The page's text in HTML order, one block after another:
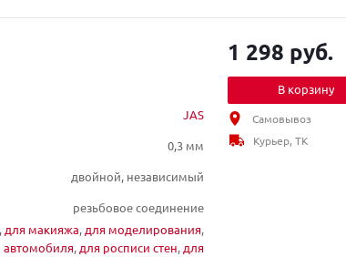
JAS
0,3 мм
двойной, независимый
резьбовое соединение
, для макияжа, для моделирования,
автомобиля, для росписи стен, для
1 298 руб.
В корзину
Самовывоз
Курьер, ТК